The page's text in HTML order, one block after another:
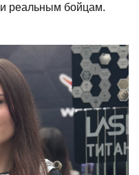
и реальным бойцам.